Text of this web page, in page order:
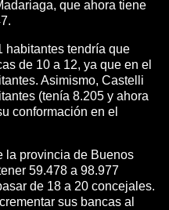
que ahora tiene
habitantes tendría que
de 10 a 12, ya que en el
Asimismo, Castelli
(tenía 8.205 y ahora
conformación en el
la provincia de Buenos
59.478 a 98.977
de 18 a 20 concejales.
sus bancas al